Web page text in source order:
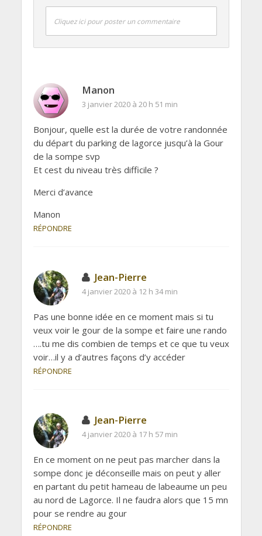
Cliquez ici pour poster un commentaire
Manon
3 janvier 2020 à 20 h 51 min
Bonjour, quelle est la durée de votre randonnée
du départ du parking de lagorce jusqu’à la Gour
de la sompe svp
Et cest du niveau très difficile ?
Merci d’avance
Manon
RÉPONDRE
Jean-Pierre
4 janvier 2020 à 12 h 34 min
Pas une bonne idée en ce moment mais si tu
veux voir le gour de la sompe et faire une rando
….tu me dis combien de temps et ce que tu veux
voir…il y a d’autres façons d’y accéder
RÉPONDRE
Jean-Pierre
4 janvier 2020 à 17 h 57 min
En ce moment on ne peut pas marcher dans la
sompe donc je déconseille mais on peut y aller
en partant du petit hameau de labeaume un peu
au nord de Lagorce. Il ne faudra alors que 15 mn
pour se rendre au gour
RÉPONDRE